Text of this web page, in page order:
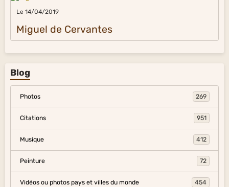
Le 14/04/2019
Miguel de Cervantes
Blog
Photos 269
Citations 951
Musique 412
Peinture 72
Vidéos ou photos pays et villes du monde 454